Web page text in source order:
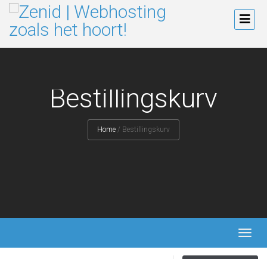
Bestillingskurv
Home / Bestillingskurv